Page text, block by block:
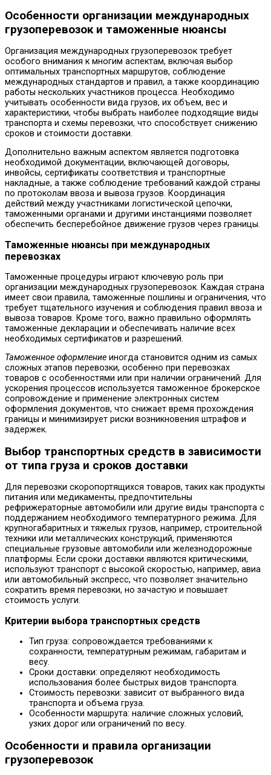
Особенности организации международных
грузоперевозок и таможенные нюансы
Организация международных грузоперевозок требует
особого внимания к многим аспектам, включая выбор
оптимальных транспортных маршрутов, соблюдение
международных стандартов и правил, а также координацию
работы нескольких участников процесса. Необходимо
учитывать особенности вида грузов, их объем, вес и
характеристики, чтобы выбрать наиболее подходящие виды
транспорта и схемы перевозки, что способствует снижению
сроков и стоимости доставки.
Дополнительно важным аспектом является подготовка
необходимой документации, включающей договоры,
инвойсы, сертификаты соответствия и транспортные
накладные, а также соблюдение требований каждой страны
по протоколам ввоза и вывоза грузов. Координация
действий между участниками логистической цепочки,
таможенными органами и другими инстанциями позволяет
обеспечить бесперебойное движение грузов через границы.
Таможенные нюансы при международных
перевозках
Таможенные процедуры играют ключевую роль при
организации международных грузоперевозок. Каждая страна
имеет свои правила, таможенные пошлины и ограничения, что
требует тщательного изучения и соблюдения правил ввоза и
вывоза товаров. Кроме того, важно правильно оформлять
таможенные декларации и обеспечивать наличие всех
необходимых сертификатов и разрешений.
Таможенное оформление иногда становится одним из самых
сложных этапов перевозки, особенно при перевозках
товаров с особенностями или при наличии ограничений. Для
ускорения процессов используется таможенное брокерское
сопровождение и применение электронных систем
оформления документов, что снижает время прохождения
границы и минимизирует риски возникновения штрафов и
задержек.
Выбор транспортных средств в зависимости
от типа груза и сроков доставки
Для перевозки скоропортящихся товаров, таких как продукты
питания или медикаменты, предпочтительны
рефрижераторные автомобили или другие виды транспорта с
поддержанием необходимого температурного режима. Для
крупногабаритных и тяжелых грузов, например, строительной
техники или металлических конструкций, применяются
специальные грузовые автомобили или железнодорожные
платформы. Если сроки доставки являются критическими,
используют транспорт с высокой скоростью, например, авиа
или автомобильный экспресс, что позволяет значительно
сократить время перевозки, но зачастую и повышает
стоимость услуги.
Критерии выбора транспортных средств
Тип груза: сопровождается требованиями к
сохранности, температурным режимам, габаритам и
весу.
Сроки доставки: определяют необходимость
использования более быстрых видов транспорта.
Стоимость перевозки: зависит от выбранного вида
транспорта и объема груза.
Особенности маршрута: наличие сложных условий,
узких дорог или ограничений по весу.
Особенности и правила организации
грузоперевозок